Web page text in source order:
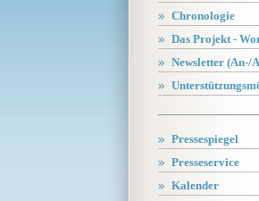
Chronologie
Das Projekt -
Newsletter (An-/
Pressespiegel
Presseservice
Kalender